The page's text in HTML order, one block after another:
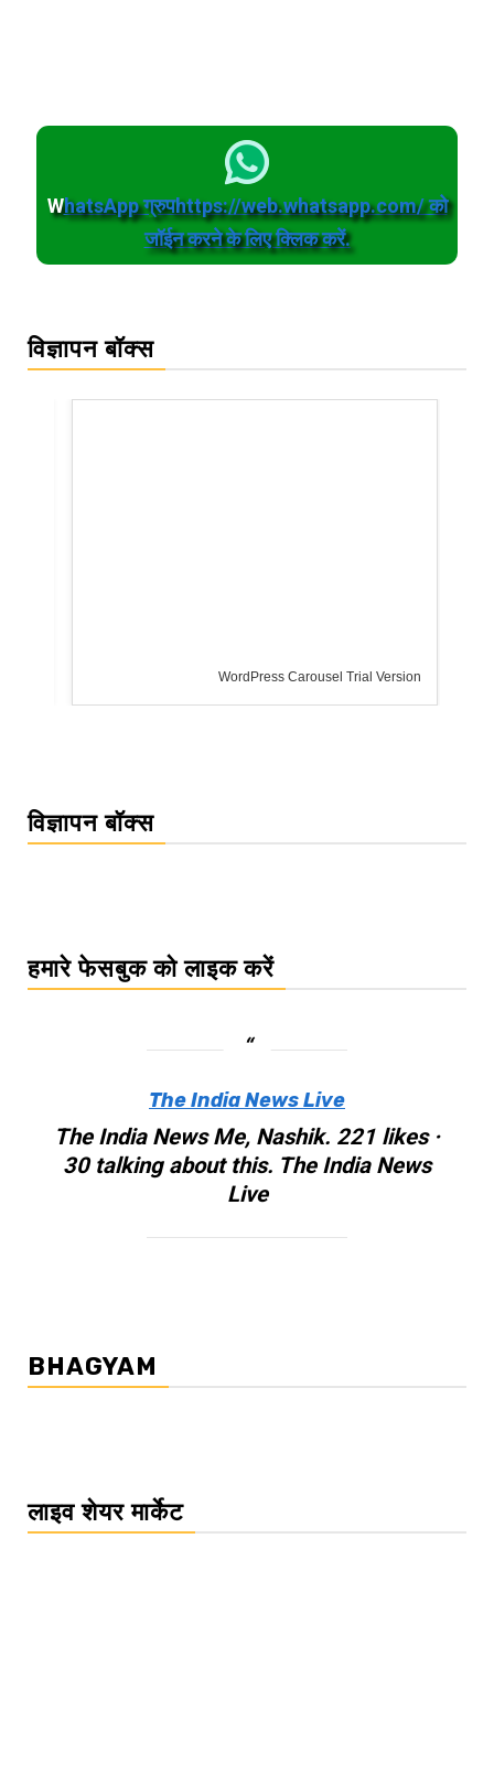
WhatsApp ग्रुपhttps://web.whatsapp.com/ को
जॉईन करने के लिए क्लिक करें.
विज्ञापन बॉक्स
WordPress Carousel Trial Version
विज्ञापन बॉक्स
हमारे फेसबुक को लाइक करें
The India News Live
The India News Me, Nashik. 221 likes ·
30 talking about this. The India News
Live
BHAGYAM
लाइव शेयर मार्केट